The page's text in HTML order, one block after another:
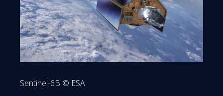
Sentinel-6B © ESA